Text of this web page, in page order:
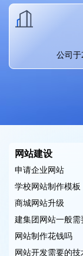
公司于
网站建设
申请企业网站
学校网站制作模板
商城网站升级
建集团网站一般需
网站制作花钱吗
网站开发需要的技